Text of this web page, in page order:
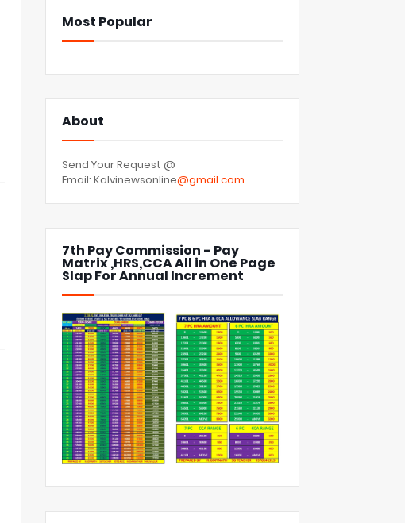
Most Popular
About
Send Your Request @
Email: Kalvinewsonline@gmail.com
7th Pay Commission - Pay
Matrix ,HRS,CCA All in One Page
Slap For Annual Increment